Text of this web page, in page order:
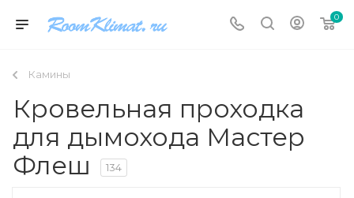
0
Камины
Кровельная проходка
для дымохода Мастер
Флеш
134